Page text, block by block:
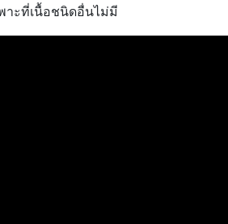
าะที่เนื้อชนิดอื่นไม่มี